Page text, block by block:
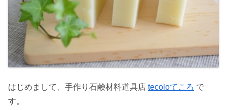
はじめまして、手作り石鹸材料道具店 tecoloてころ で
す。